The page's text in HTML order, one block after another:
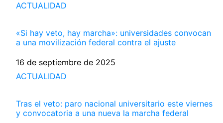
Respecto a
ACTUALIDAD
«Si hay veto, hay marcha»: universidades convocan
a una movilización federal contra el ajuste
Fecha
16 de septiembre de 2025
Respecto a
ACTUALIDAD
Tras el veto: paro nacional universitario este viernes
y convocatoria a una nueva la marcha federal